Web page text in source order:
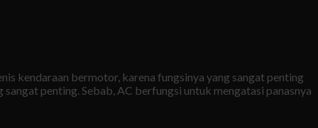
kendaraan bermotor, karena fungsinya yang sangat penting
penting. Sebab, AC berfungsi untuk mengatasi panasnya